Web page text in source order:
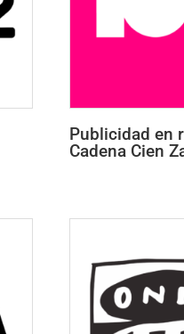
Publicidad en
Cadena Cien